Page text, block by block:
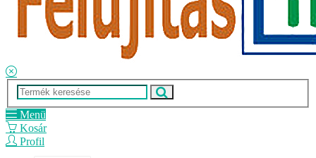
Menü
Kosár
Profil